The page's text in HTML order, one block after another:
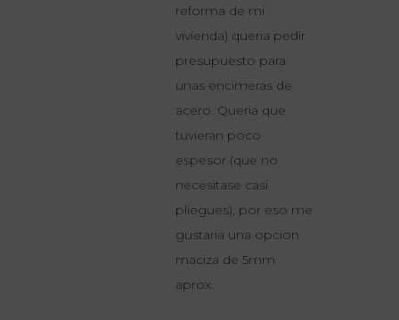
reforma de mi
vivienda) queria pedir
presupuesto para
unas encimeras de
acero. Queria que
tuvieran poco
espesor (que no
necesitase casi
pliegues), por eso me
gustaria una opcion
maciza de 5mm
aprox.